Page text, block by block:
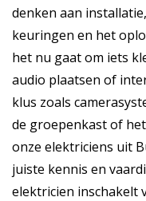
denken aan
keuringen en het
het nu gaat om iets
audio plaatsen of
klus zoals
de groepenkast of
onze elektriciens uit
juiste kennis en
elektricien inschakelt